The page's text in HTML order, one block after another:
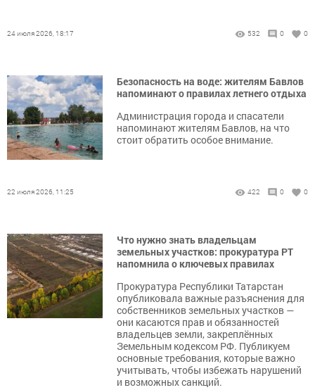
24 июля 2026, 18:17 532 0 0
Безопасность на воде: жителям Бавлов
напоминают о правилах летнего отдыха
Администрация города и спасатели
напоминают жителям Бавлов, на что
стоит обратить особое внимание.
22 июля 2026, 11:25 422 0 0
Что нужно знать владельцам
земельных участков: прокуратура РТ
напомнила о ключевых правилах
Прокуратура Республики Татарстан
опубликовала важные разъяснения для
собственников земельных участков —
они касаются прав и обязанностей
владельцев земли, закреплённых
Земельным кодексом РФ. Публикуем
основные требования, которые важно
учитывать, чтобы избежать нарушений
и возможных санкций.